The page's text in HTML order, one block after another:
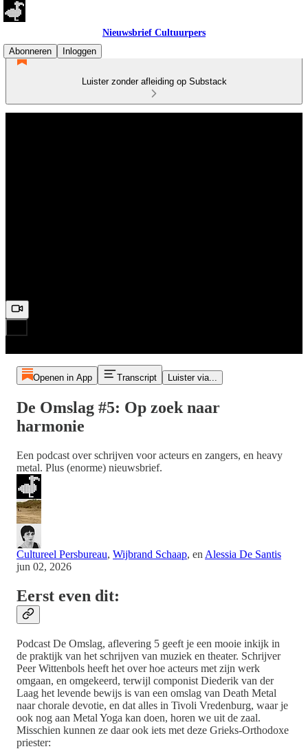
Nieuwsbrief Cultuurpers
Abonneren
Inloggen
Luister zonder afleiding op Substack
Openen in App Transcript Luister via...
De Omslag #5: Op zoek naar
harmonie
Een podcast over schrijven voor acteurs en zangers, en heavy
metal. Plus (enorme) nieuwsbrief.
Cultureel Persbureau, Wijbrand Schaap, en Alessia De Santis
jun 02, 2026
Eerst even dit:
Podcast De Omslag, aflevering 5 geeft je een mooie inkijk in
de praktijk van het schrijven van muziek en theater. Schrijver
Peer Wittenbols heeft het over hoe acteurs met zijn werk
omgaan, en omgekeerd, terwijl componist Diederik van der
Laag het levende bewijs is van een omslag van Death Metal
naar chorale devotie, en dat alles in Tivoli Vredenburg, waar je
ook nog aan Metal Yoga kan doen, horen we uit de zaal.
Misschien kunnen ze daar ook iets met deze Grieks-Orthodoxe
priester: